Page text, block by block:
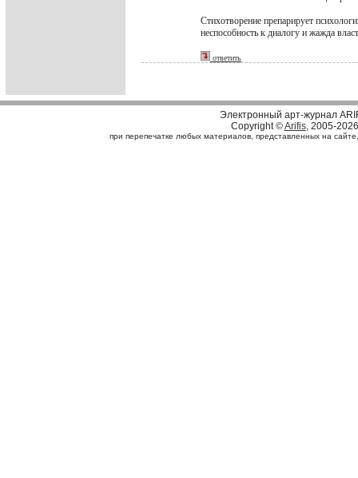
Стихотворение препарирует
неспособность к диалогу и жажда
ответить
Электронный арт-журнал
Copyright ©Arifis, 2005-2026
при перепечатке любых материалов, представленных на